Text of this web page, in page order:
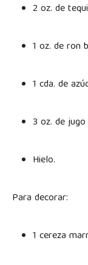
2 oz. de
1 oz. de ron
1 cda. de
3 oz. de
Hielo.
Para decorar:
1 cereza